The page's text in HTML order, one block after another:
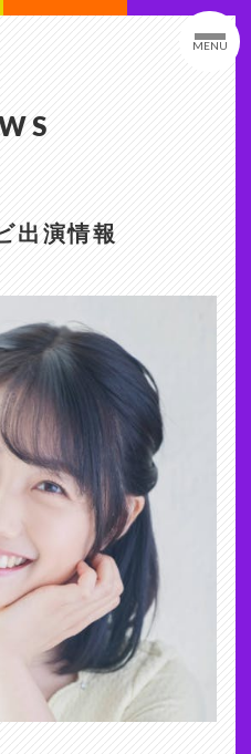
MENU
出演情報